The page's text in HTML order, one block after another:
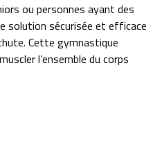
ou personnes ayant des
solution sécurisée et efficace
Cette gymnastique
l’ensemble du corps